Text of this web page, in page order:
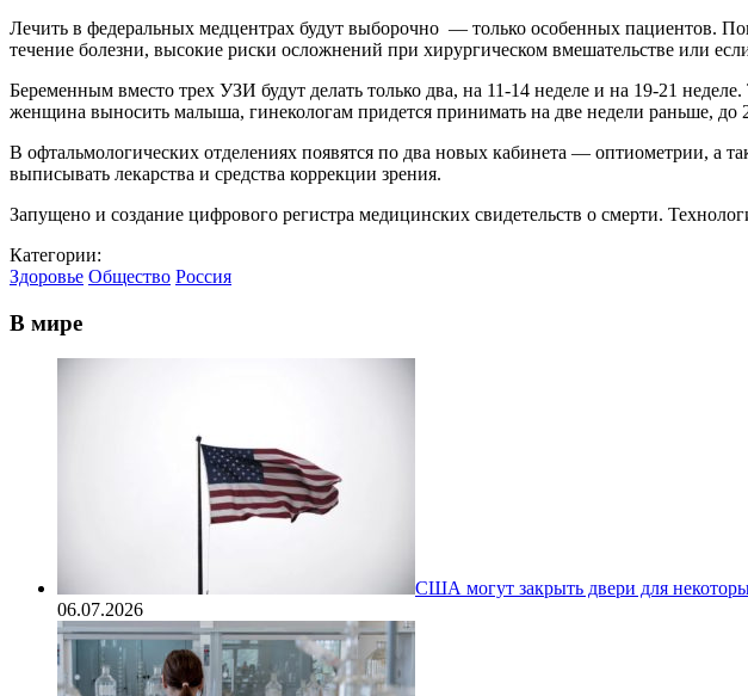
Лечить в федеральных медцентрах будут выборочно — только особенных пациентов.
течение болезни, высокие риски осложнений при хирургическом вмешательстве или
Беременным вместо трех УЗИ будут делать только два, на 11-14 неделе и на 19-21
женщина выносить малыша, гинекологам придется принимать на две недели раньше, до
В офтальмологических отделениях появятся по два новых кабинета — оптиометрии, а
выписывать лекарства и средства коррекции зрения.
Запущено и создание цифрового регистра медицинских свидетельств о смерти.
Категории:
Здоровье Общество Россия
В мире
США могут закрыть двери для
06.07.2026